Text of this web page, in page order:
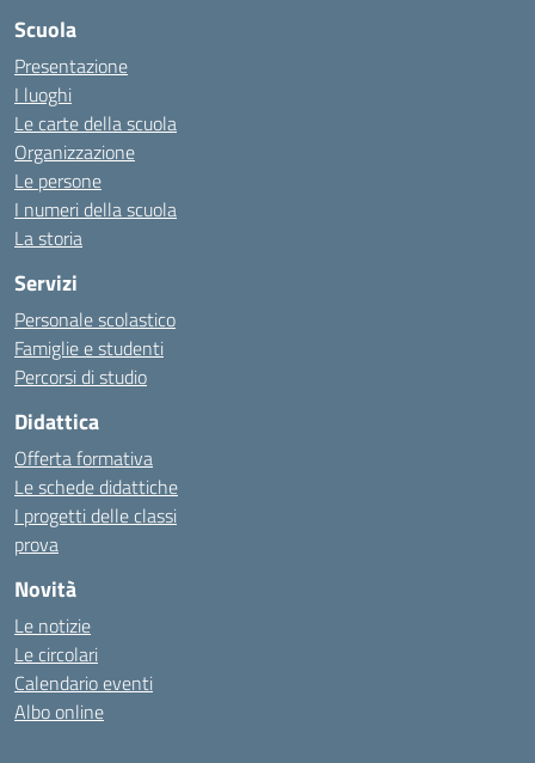
Scuola
Presentazione
I luoghi
Le carte della scuola
Organizzazione
Le persone
I numeri della scuola
La storia
Servizi
Personale scolastico
Famiglie e studenti
Percorsi di studio
Didattica
Offerta formativa
Le schede didattiche
I progetti delle classi
prova
Novità
Le notizie
Le circolari
Calendario eventi
Albo online